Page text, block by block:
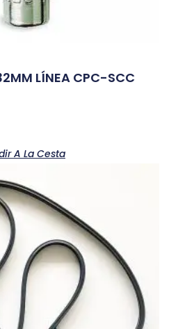
LÍNEA CPC-SCC
A La Cesta